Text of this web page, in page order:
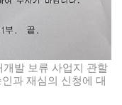
발 보류 사업지 관할
과 재심의 신청에 대